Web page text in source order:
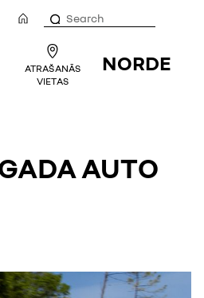
ATRAŠANĀS
VIETAS
NORDE
AUTO